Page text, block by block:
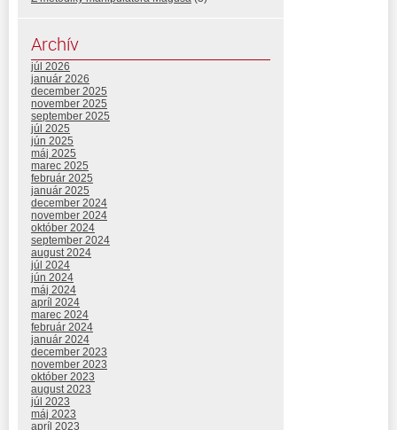
Archív
júl 2026
január 2026
december 2025
november 2025
september 2025
júl 2025
jún 2025
máj 2025
marec 2025
február 2025
január 2025
december 2024
november 2024
október 2024
september 2024
august 2024
júl 2024
jún 2024
máj 2024
apríl 2024
marec 2024
február 2024
január 2024
december 2023
november 2023
október 2023
august 2023
júl 2023
máj 2023
apríl 2023